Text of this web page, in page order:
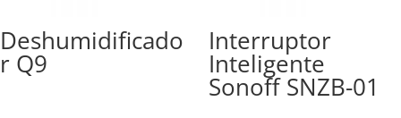
Deshumidificado
r Q9
Interruptor
Inteligente
Sonoff SNZB-01